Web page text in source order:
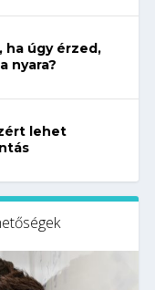
ha úgy érzed,
nyara?
lehet